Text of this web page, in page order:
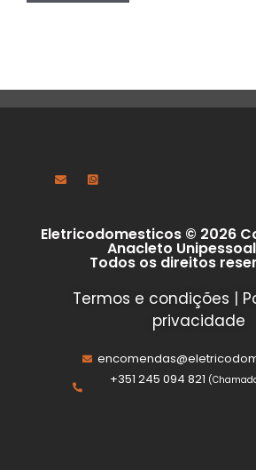
Eletricodomesticos © 2026
Anacleto Unipessoal
Todos os direitos
Termos e condições |
privacidade
+351 245 094 821